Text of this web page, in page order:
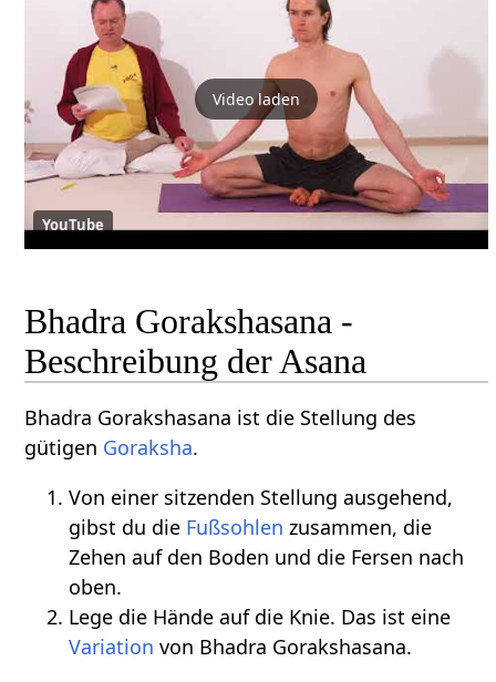
Video laden
YouTube
Bhadra Gorakshasana -
Beschreibung der Asana
Bhadra Gorakshasana ist die Stellung des
gütigen Goraksha.
Von einer sitzenden Stellung ausgehend,
gibst du die Fußsohlen zusammen, die
Zehen auf den Boden und die Fersen nach
oben.
Lege die Hände auf die Knie. Das ist eine
Variation von Bhadra Gorakshasana.